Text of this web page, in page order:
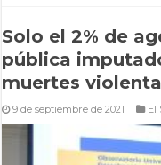
Solo el 2% de
pública
muertes
9 de septiembre de 2021 El